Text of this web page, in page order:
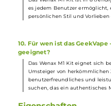
Das
wird über ein
einem dicht sitzenden
7. Wie ist die Coil-
Die 0.8 Ohm Coilsim
intensiven Geschmack
ihrer Lebensdauer werden
neue ersetzt, was die